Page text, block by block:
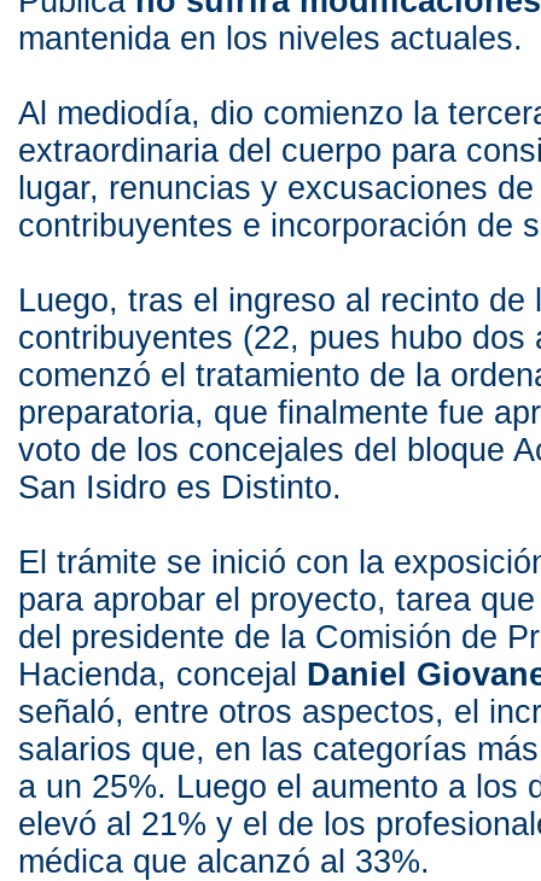
mantenida en los niveles actuales.
Al mediodía, dio comienzo la
extraordinaria del cuerpo para
lugar, renuncias y excusaciones
contribuyentes e incorporación de
Luego, tras el ingreso al recinto de
contribuyentes (22, pues hubo dos
comenzó el tratamiento de la
preparatoria, que finalmente fue
voto de los concejales del bloque
San Isidro es Distinto.
El trámite se inició con la
para aprobar el proyecto, tarea
del presidente de la Comisión de
Hacienda, concejal Daniel
señaló, entre otros aspectos, el
salarios que, en las categorías
a un 25%. Luego el aumento a los
elevó al 21% y el de los
médica que alcanzó al 33%.